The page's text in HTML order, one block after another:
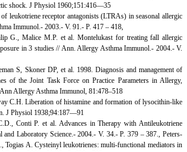
shock. J Physiol 1960;151:416—35
receptor antagonists (LTRAs) in seasonal allergic
Immunol.- 2003.- V. 91.- P. 417 – 418,
G., Malice M.P. et al. Montelukast for treating fall allergic
in 3 studies // Ann. Allergy Asthma Immunol.- 2004.- V.
S, Skoner DP, et al. 1998. Diagnosis and management of
of the Joint Task Force on Practice Parameters in Allergy,
Allergy Asthma Immunol, 81:478–518
C.H. Liberation of histamine and formation of lysocithin-like
J Physiol 1938;94:187—91
Conti P. et al. Advances in Therapy with Antileukotriene
Laboratory Science.- 2004.- V. 34.- P. 379 – 387., Peters-
Togias A. Cysteinyl leukotrienes: multi-functional mediators in